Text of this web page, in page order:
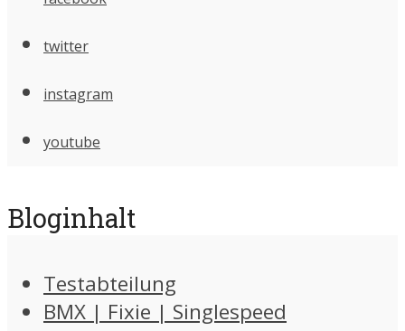
twitter
instagram
youtube
Bloginhalt
Testabteilung
BMX | Fixie | Singlespeed